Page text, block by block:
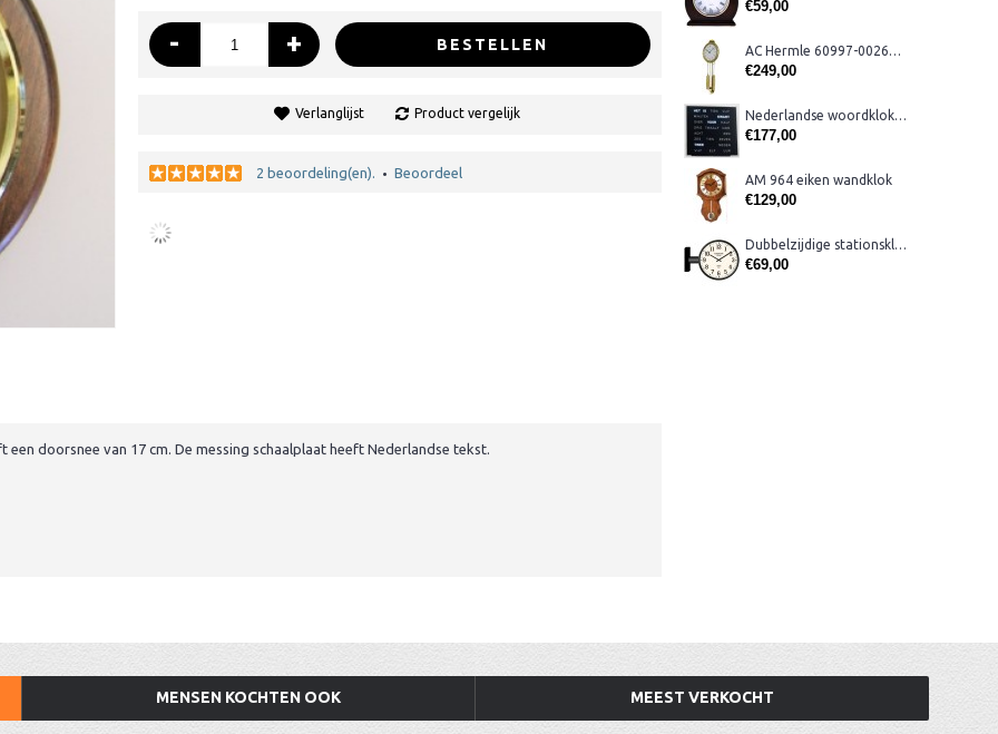
€59,00
AC Hermle 60997-00261 wandklok
€249,00
Nederlandse woordklok zwart AMS 1265
€177,00
AM 964 eiken wandklok
€129,00
Dubbelzijdige stationsklok metaal 1879
€69,00
- + BESTELLEN
Verlanglijst Product vergelijk
2 beoordeling(en). • Beoordeel
doorsnee van 17 cm. De messing schaalplaat heeft Nederlandse tekst.
MENSEN KOCHTEN OOK MEEST VERKOCHT